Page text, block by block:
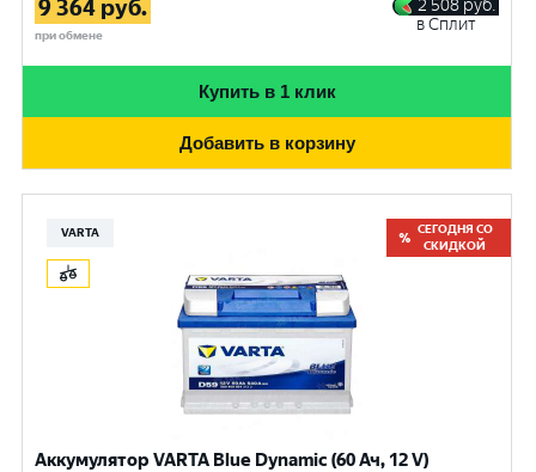
9 364 руб.
при обмене
2 508 руб.
в Сплит
Купить в 1 клик
Добавить в корзину
VARTA
СЕГОДНЯ СО
СКИДКОЙ
Аккумулятор VARTA Blue Dynamic (60 Ач, 12 V)